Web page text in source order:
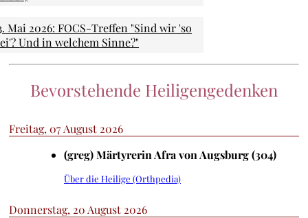
Mai 2026: FOCS-Treffen "Sind wir 'so
Und in welchem Sinne?"
Bevorstehende Heiligengedenken
Freitag, 07 August 2026
(greg) Märtyrerin Afra von Augsburg (304)
Über die Heilige (Orthpedia)
Donnerstag, 20 August 2026